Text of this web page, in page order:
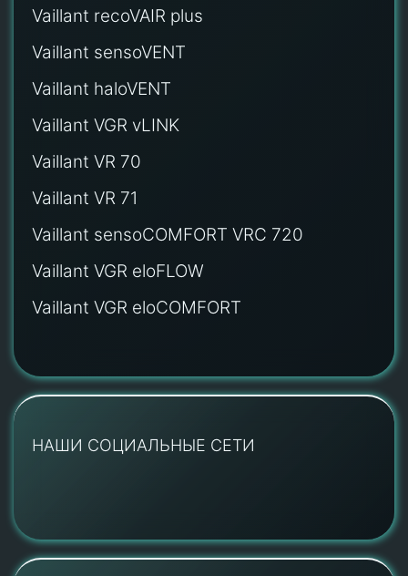
Vaillant recoVAIR plus
Vaillant sensoVENT
Vaillant haloVENT
Vaillant VGR vLINK
Vaillant VR 70
Vaillant VR 71
Vaillant sensoCOMFORT VRC 720
Vaillant VGR eloFLOW
Vaillant VGR eloCOMFORT
НАШИ СОЦИАЛЬНЫЕ СЕТИ